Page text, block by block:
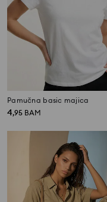
Pamučna basic majica
4,95 BAM